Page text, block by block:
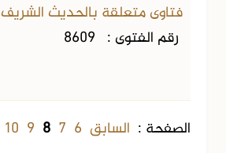
فتاوى متعلقة بالحديث الشريف
رقم الفتوى : 8609
الصفحة : السابق 6
7
8
9
10